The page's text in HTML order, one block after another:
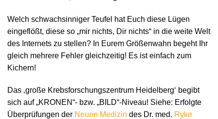
Welch schwachsinniger Teufel hat Euch diese Lügen
eingeflößt, diese so „mir nichts, Dir nichts“ in die weite Welt
des Internets zu stellen? In Eurem Größenwahn begeht Ihr
gleich mehrere Fehler gleichzeitig! Es ist einfach zum
Kichern!
Das ‚große Krebsforschungszentrum Heidelberg‘ begibt
sich auf „KRONEN“- bzw. „BILD“-Niveau! Siehe: Erfolgte
Überprüfungen der Neuen Medizin des Dr. med. Ryke